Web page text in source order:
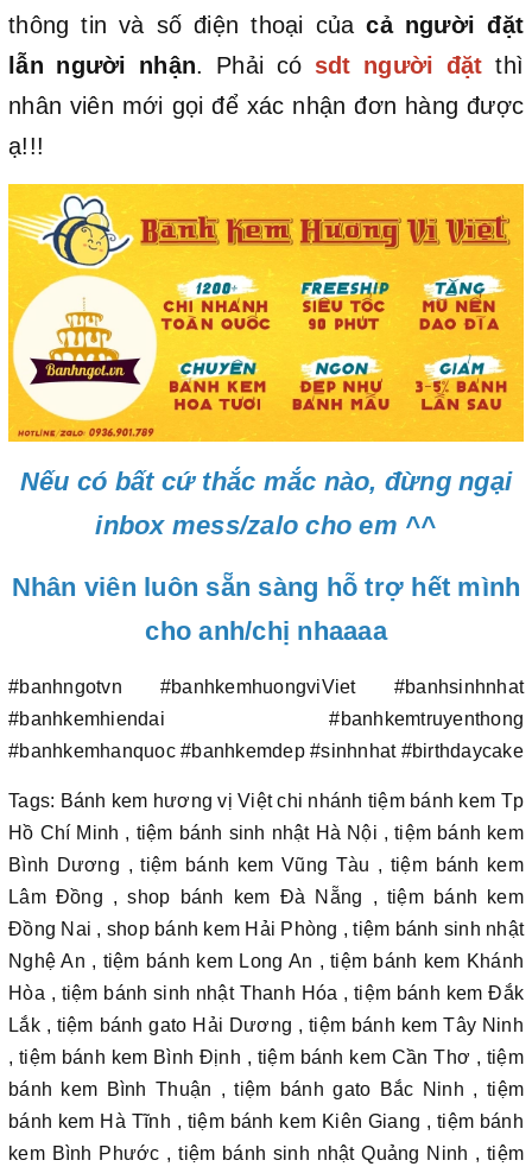
thông tin và số điện thoại củacả người đặt
lẫn người nhận. Phải có sdt người đặt thì
nhân viên mới gọi để xác nhận đơn hàng được
ạ!!!
Nếu có bất cứ thắc mắc nào, đừng ngại
inbox mess/zalo cho em ^^
Nhân viên luôn sẵn sàng hỗ trợ hết mình
cho anh/chị nhaaaa
#banhngotvn #banhkemhuongviViet #banhsinhnhat
#banhkemhiendai #banhkemtruyenthong
#banhkemhanquoc #banhkemdep #sinhnhat #birthdaycake
Tags: Bánh kem hương vị Việt chi nhánh tiệm bánh kem Tp
Hồ Chí Minh , tiệm bánh sinh nhật Hà Nội , tiệm bánh kem
Bình Dương , tiệm bánh kem Vũng Tàu , tiệm bánh kem
Lâm Đồng , shop bánh kem Đà Nẵng , tiệm bánh kem
Đồng Nai , shop bánh kem Hải Phòng , tiệm bánh sinh nhật
Nghệ An , tiệm bánh kem Long An , tiệm bánh kem Khánh
Hòa , tiệm bánh sinh nhật Thanh Hóa , tiệm bánh kem Đắk
Lắk , tiệm bánh gato Hải Dương , tiệm bánh kem Tây Ninh
, tiệm bánh kem Bình Định , tiệm bánh kem Cần Thơ , tiệm
bánh kem Bình Thuận , tiệm bánh gato Bắc Ninh , tiệm
bánh kem Hà Tĩnh , tiệm bánh kem Kiên Giang , tiệm bánh
kem Bình Phước , tiệm bánh sinh nhật Quảng Ninh , tiệm